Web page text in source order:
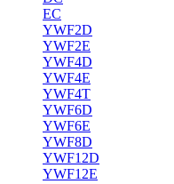
EC
YWF2D
YWF2E
YWF4D
YWF4E
YWF4T
YWF6D
YWF6E
YWF8D
YWF12D
YWF12E